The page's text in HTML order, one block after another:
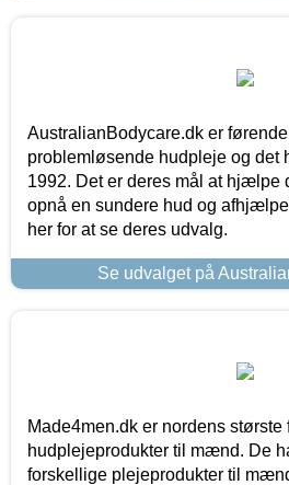
AustralianBodycare.dk er
problemløsende hudpleje og det
1992. Det er deres mål at hjælpe
opnå en sundere hud og
her for at se deres udvalg.
Se udvalget på
Made4men.dk er nordens største
hudplejeprodukter til mænd. De
forskellige plejeprodukter til